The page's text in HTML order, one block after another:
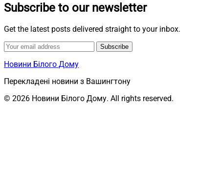
Subscribe to our newsletter
Get the latest posts delivered straight to your inbox.
Subscribe
Новини Білого Дому
Перекладені новини з Вашингтону
© 2026 Новини Білого Дому. All rights reserved.